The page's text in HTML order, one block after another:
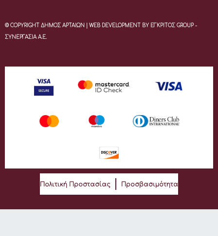
© COPYRIGHT ΔΗΜΟΣ ΑΡΤΑΙΩΝ | WEB DEVELOPMENT BY ΕΓΚΡΙΤΟΣ GROUP -
ΣΥΝΕΡΓΑΣΙΑ Α.Ε.
Πολιτική Προστασίας Προσβασιμότητα